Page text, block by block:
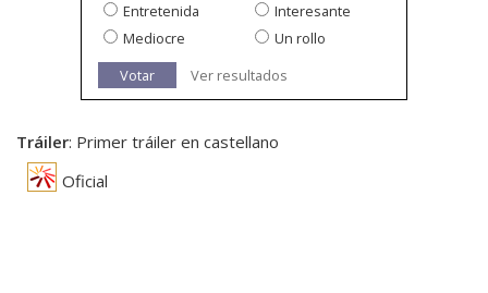
Entretenida
Interesante
Mediocre
Un rollo
Votar
Ver resultados
Tráiler: Primer tráiler en castellano
Oficial